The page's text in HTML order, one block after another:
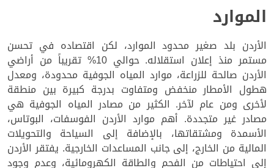
الموارد
الأردن بلد صغير محدود الموارد، لكن اقتصاده في تحسن
مستمر منذ إعلان استقلاله. حوالي 10% تقريباً من أراضي
الأردن صالحة للزراعة، موارد المياه الجوفية محدودة، ومعدل
هطول الأمطار منخفض ومتفاوت بدرجة كبيرة بين منطقة
لأخرى ومن عام لآخر. الكثير من مصادر المياه الجوفية هي
مصادر غير متجددة. أهم موارد الأردن الفوسفات، البوتاس،
الأسمدة ومشتقاتها، بالإضافة إلى السياحة والتحويلات
المالية من الخارج، إلى جانب المساعدات الخارجية. يفتقر الأردن
إلى احتياطات من الفحم والطاقة الكهرومائية، وعدم وجود